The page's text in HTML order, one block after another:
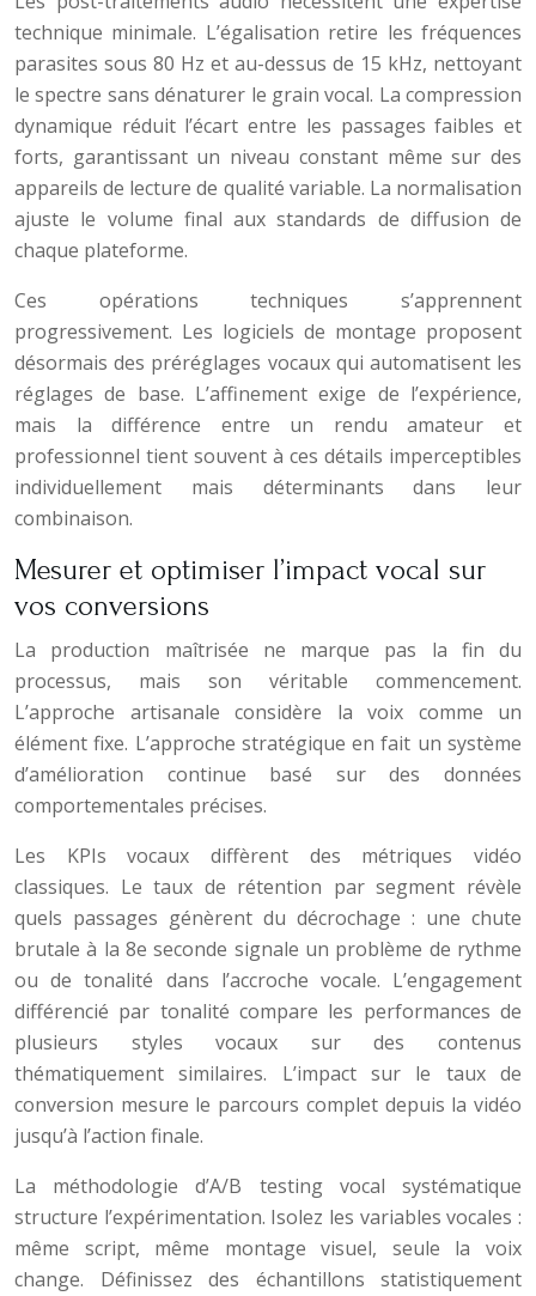
technique minimale. L’égalisation retire les fréquences
parasites sous 80 Hz et au-dessus de 15 kHz, nettoyant
le spectre sans dénaturer le grain vocal. La compression
dynamique réduit l’écart entre les passages faibles et
forts, garantissant un niveau constant même sur des
appareils de lecture de qualité variable. La normalisation
ajuste le volume final aux standards de diffusion de
chaque plateforme.
Ces opérations techniques s’apprennent
progressivement. Les logiciels de montage proposent
désormais des préréglages vocaux qui automatisent les
réglages de base. L’affinement exige de l’expérience,
mais la différence entre un rendu amateur et
professionnel tient souvent à ces détails imperceptibles
individuellement mais déterminants dans leur
combinaison.
Mesurer et optimiser l’impact vocal sur
vos conversions
La production maîtrisée ne marque pas la fin du
processus, mais son véritable commencement.
L’approche artisanale considère la voix comme un
élément fixe. L’approche stratégique en fait un système
d’amélioration continue basé sur des données
comportementales précises.
Les KPIs vocaux diffèrent des métriques vidéo
classiques. Le taux de rétention par segment révèle
quels passages génèrent du décrochage : une chute
brutale à la 8e seconde signale un problème de rythme
ou de tonalité dans l’accroche vocale. L’engagement
différencié par tonalité compare les performances de
plusieurs styles vocaux sur des contenus
thématiquement similaires. L’impact sur le taux de
conversion mesure le parcours complet depuis la vidéo
jusqu’à l’action finale.
La méthodologie d’A/B testing vocal systématique
structure l’expérimentation. Isolez les variables vocales :
même script, même montage visuel, seule la voix
change. Définissez des échantillons statistiquement